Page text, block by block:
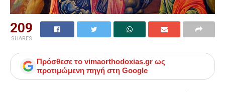
209
SHARES
Πρόσθεσε το vimaorthodoxias.gr ως
προτιμώμενη πηγή στη Google